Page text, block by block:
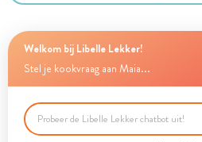
Welkom bij Libelle Lekker!
Stel je kookvraag aan Maia...